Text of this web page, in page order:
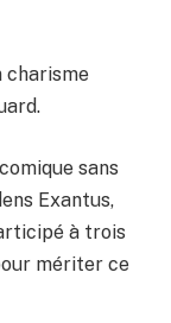
charisme
sans
Exantus,
à trois
mériter ce